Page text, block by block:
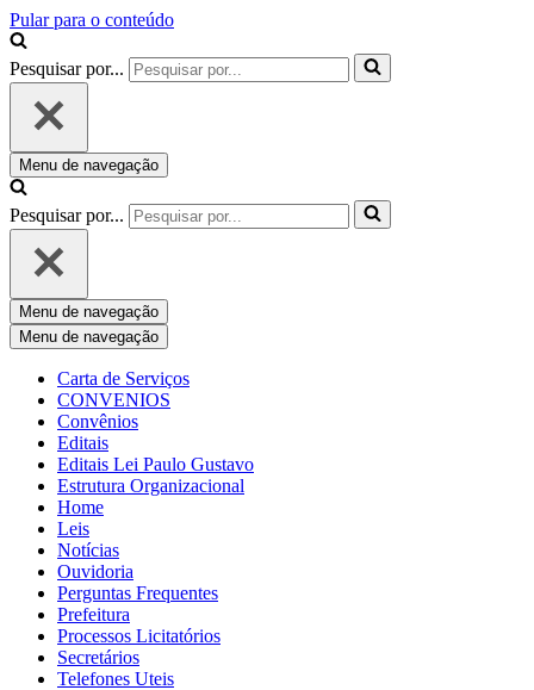
Pular para o conteúdo
Pesquisar por...
Menu de navegação
Pesquisar por...
Menu de navegação
Menu de navegação
Carta de Serviços
CONVENIOS
Convênios
Editais
Editais Lei Paulo Gustavo
Estrutura Organizacional
Home
Leis
Notícias
Ouvidoria
Perguntas Frequentes
Prefeitura
Processos Licitatórios
Secretários
Telefones Uteis